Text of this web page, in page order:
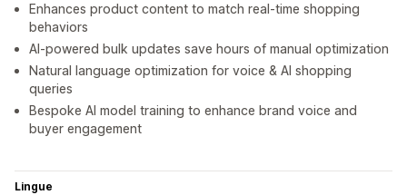
Enhances product content to match real-time shopping
behaviors
AI-powered bulk updates save hours of manual optimization
Natural language optimization for voice & AI shopping
queries
Bespoke AI model training to enhance brand voice and
buyer engagement
Lingue